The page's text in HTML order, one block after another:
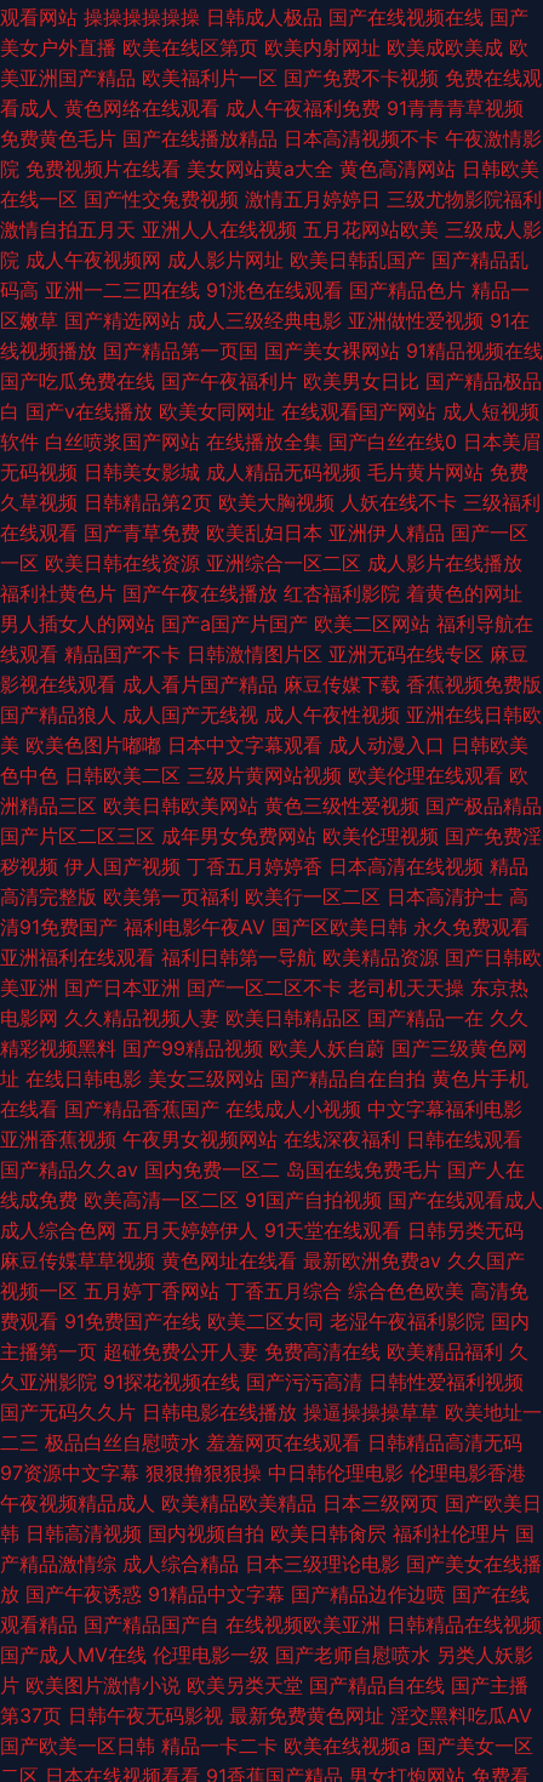
观看网站 操操操操操操 日韩成人极品 国产在线视频在线 国产
美女户外直播 欧美在线区第页 欧美内射网址 欧美成欧美成 欧
美亚洲国产精品 欧美福利片一区 国产免费不卡视频 免费在线观
看成人 黄色网络在线观看 成人午夜福利免费 91青青青草视频
免费黄色毛片 国产在线播放精品 日本高清视频不卡 午夜激情影
院 免费视频片在线看 美女网站黄a大全 黄色高清网站 日韩欧美
在线一区 国产性交兔费视频 激情五月婷婷日 三级尤物影院福利
激情自拍五月天 亚洲人人在线视频 五月花网站欧美 三级成人影
院 成人午夜视频网 成人影片网址 欧美日韩乱国产 国产精品乱
码高 亚洲一二三四在线 91洮色在线观看 国产精品色片 精品一
区嫩草 国产精选网站 成人三级经典电影 亚洲做性爱视频 91在
线视频播放 国产精品第一页国 国产美女裸网站 91精品视频在线
国产吃瓜免费在线 国产午夜福利片 欧美男女日比 国产精品极品
白 国产v在线播放 欧美女同网址 在线观看国产网站 成人短视频
软件 白丝喷浆国产网站 在线播放全集 国产白丝在线0 日本美眉
无码视频 日韩美女影城 成人精品无码视频 毛片黄片网站 免费
久草视频 日韩精品第2页 欧美大胸视频 人妖在线不卡 三级福利
在线观看 国产青草免费 欧美乱妇日本 亚洲伊人精品 国产一区
一区 欧美日韩在线资源 亚洲综合一区二区 成人影片在线播放
福利社黄色片 国产午夜在线播放 红杏福利影院 着黄色的网址
男人插女人的网站 国产a国产片国产 欧美二区网站 福利导航在
线观看 精品国产不卡 日韩激情图片区 亚洲无码在线专区 麻豆
影视在线观看 成人看片国产精品 麻豆传媒下载 香蕉视频免费版
国产精品狼人 成人国产无线视 成人午夜性视频 亚洲在线日韩欧
美 欧美色图片嘟嘟 日本中文字幕观看 成人动漫入口 日韩欧美
色中色 日韩欧美二区 三级片黄网站视频 欧美伦理在线观看 欧
洲精品三区 欧美日韩欧美网站 黄色三级性爱视频 国产极品精品
国产片区二区三区 成年男女免费网站 欧美伦理视频 国产免费淫
秽视频 伊人国产视频 丁香五月婷婷香 日本高清在线视频 精品
高清完整版 欧美第一页福利 欧美行一区二区 日本高清护士 高
清91免费国产 福利电影午夜AV 国产区欧美日韩 永久免费观看
亚洲福利在线观看 福利日韩第一导航 欧美精品资源 国产日韩欧
美亚洲 国产日本亚洲 国产一区二区不卡 老司机天天操 东京热
电影网 久久精品视频人妻 欧美日韩精品区 国产精品一在 久久
精彩视频黑料 国产99精品视频 欧美人妖自蔚 国产三级黄色网
址 在线日韩电影 美女三级网站 国产精品自在自拍 黄色片手机
在线看 国产精品香蕉国产 在线成人小视频 中文字幕福利电影
亚洲香蕉视频 午夜男女视频网站 在线深夜福利 日韩在线观看
国产精品久久av 国内免费一区二 岛国在线免费毛片 国产人在
线成免费 欧美高清一区二区 91国产自拍视频 国产在线观看成人
成人综合色网 五月天婷婷伊人 91天堂在线观看 日韩另类无码
麻豆传媟草草视频 黄色网址在线看 最新欧洲免费av 久久国产
视频一区 五月婷丁香网站 丁香五月综合 综合色色欧美 高清免
费观看 91免费国产在线 欧美二区女同 老湿午夜福利影院 国内
主播第一页 超碰免费公开人妻 免费高清在线 欧美精品福利 久
久亚洲影院 91探花视频在线 国产污污高清 日韩性爱福利视频
国产无码久久片 日韩电影在线播放 操逼操操操草草 欧美地址一
二三 极品白丝自慰喷水 羞羞网页在线观看 日韩精品高清无码
97资源中文字幕 狠狠撸狠狠操 中日韩伦理电影 伦理电影香港
午夜视频精品成人 欧美精品欧美精品 日本三级网页 国产欧美日
韩 日韩高清视频 国内视频自拍 欧美日韩肏屄 福利社伦理片 国
产精品激情综 成人综合精品 日本三级理论电影 国产美女在线播
放 国产午夜诱惑 91精品中文字幕 国产精品边作边喷 国产在线
观看精品 国产精品国产自 在线视频欧美亚洲 日韩精品在线视频
国产成人MV在线 伦理电影一级 国产老师自慰喷水 另类人妖影
片 欧美图片激情小说 欧美另类天堂 国产精品自在线 国产主播
第37页 日韩午夜无码影视 最新免费黄色网址 淫交黑料吃瓜AV
国产欧美一区日韩 精品一卡二卡 欧美在线视频a 国产美女一区
二区 日本在线视频看看 91香蕉国产精品 男女打炮网站 免费看